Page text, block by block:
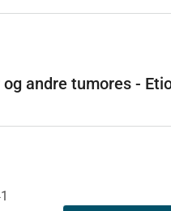
andre tumores -